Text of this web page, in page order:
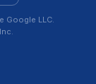
Google LLC.